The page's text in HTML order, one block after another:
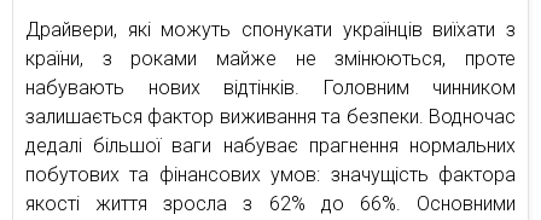
Драйвери, які можуть спонукати українців виїхати з
країни, з роками майже не змінюються, проте
набувають нових відтінків. Головним чинником
залишається фактор виживання та безпеки. Водночас
дедалі більшої ваги набуває прагнення нормальних
побутових та фінансових умов: значущість фактора
якості життя зросла з 62% до 66%. Основними